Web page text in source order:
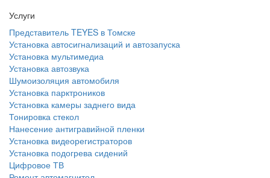
Услуги
Представитель TEYES в Томске
Установка автосигнализаций и автозапуска
Установка мультимедиа
Установка автозвука
Шумоизоляция автомобиля
Установка парктроников
Установка камеры заднего вида
Тонировка стекол
Нанесение антигравийной пленки
Установка видеорегистраторов
Установка подогрева сидений
Цифровое ТВ